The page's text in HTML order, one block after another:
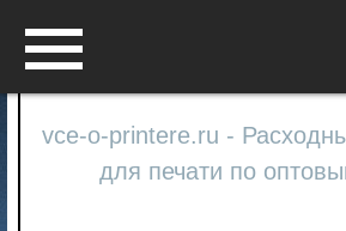
vce-o-printere.ru -
для печати по